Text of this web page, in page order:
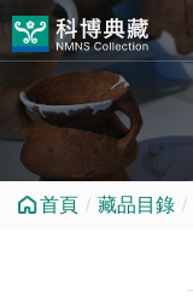
跳到中央內容區塊
首頁 藏品目錄